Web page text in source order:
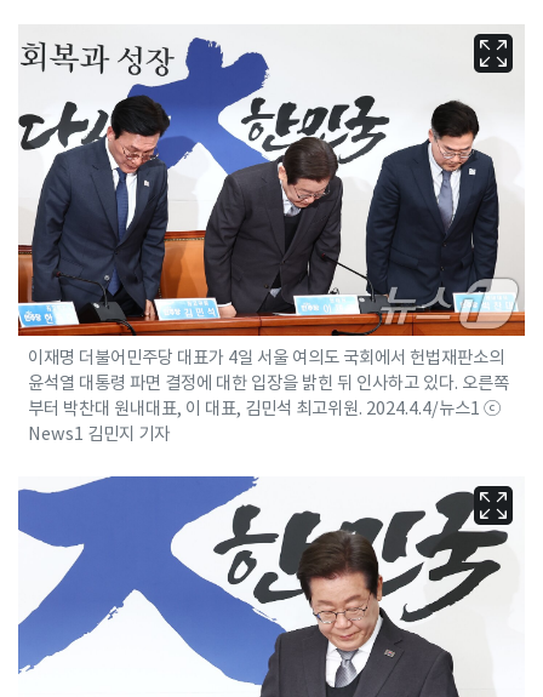
이재명 더불어민주당 대표가 4일 서울 여의도 국회에서 헌법재판소의
윤석열 대통령 파면 결정에 대한 입장을 밝힌 뒤 인사하고 있다. 오른쪽
부터 박찬대 원내대표, 이 대표, 김민석 최고위원. 2024.4.4/뉴스1 ⓒ
News1 김민지 기자